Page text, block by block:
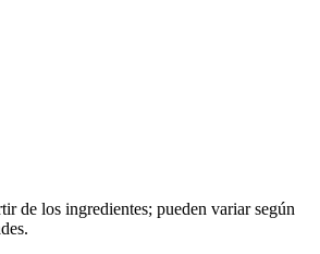
de los ingredientes; pueden variar según